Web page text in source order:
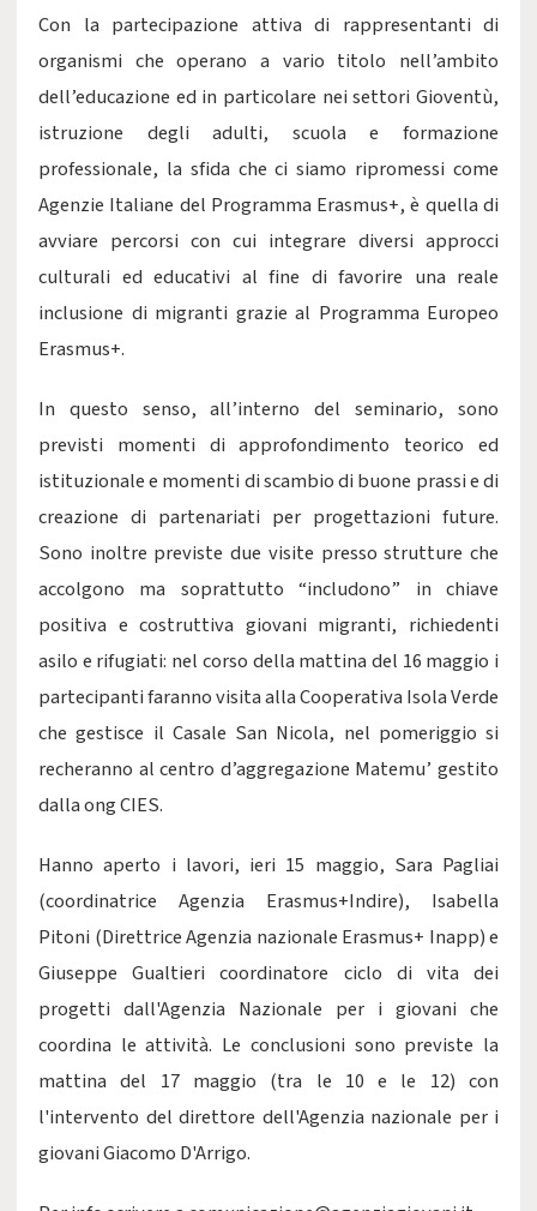
Con la partecipazione attiva di rappresentanti di
organismi che operano a vario titolo nell’ambito
dell’educazione ed in particolare nei settori Gioventù,
istruzione degli adulti, scuola e formazione
professionale, la sfida che ci siamo ripromessi come
Agenzie Italiane del Programma Erasmus+, è quella di
avviare percorsi con cui integrare diversi approcci
culturali ed educativi al fine di favorire una reale
inclusione di migranti grazie al Programma Europeo
Erasmus+.
In questo senso, all’interno del seminario, sono
previsti momenti di approfondimento teorico ed
istituzionale e momenti di scambio di buone prassi e di
creazione di partenariati per progettazioni future.
Sono inoltre previste due visite presso strutture che
accolgono ma soprattutto “includono” in chiave
positiva e costruttiva giovani migranti, richiedenti
asilo e rifugiati: nel corso della mattina del 16 maggio i
partecipanti faranno visita alla Cooperativa Isola Verde
che gestisce il Casale San Nicola, nel pomeriggio si
recheranno al centro d’aggregazione Matemu’ gestito
dalla ong CIES.
Hanno aperto i lavori, ieri 15 maggio, Sara Pagliai
(coordinatrice Agenzia Erasmus+Indire), Isabella
Pitoni (Direttrice Agenzia nazionale Erasmus+ Inapp) e
Giuseppe Gualtieri coordinatore ciclo di vita dei
progetti dall'Agenzia Nazionale per i giovani che
coordina le attività. Le conclusioni sono previste la
mattina del 17 maggio (tra le 10 e le 12) con
l'intervento del direttore dell'Agenzia nazionale per i
giovani Giacomo D'Arrigo.